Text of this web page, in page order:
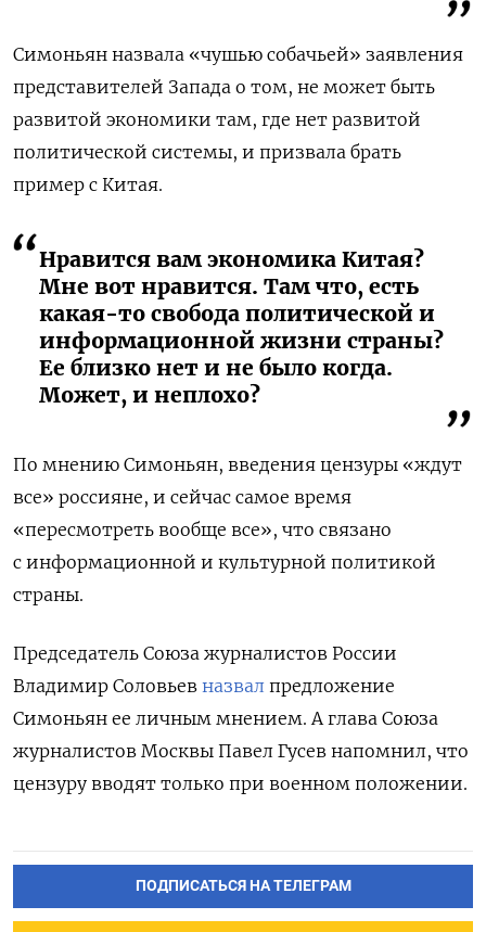
Симоньян назвала «чушью собачьей» заявления
представителей Запада о том, не может быть
развитой экономики там, где нет развитой
политической системы, и призвала брать
пример с Китая.
Нравится вам экономика Китая?
Мне вот нравится. Там что, есть
какая-то свобода политической и
информационной жизни страны?
Ее близко нет и не было когда.
Может, и неплохо?
По мнению Симоньян, введения цензуры «ждут
все» россияне, и сейчас самое время
«пересмотреть вообще все», что связано
с информационной и культурной политикой
страны.
Председатель Союза журналистов России
Владимир Соловьев назвал предложение
Симоньян ее личным мнением. А глава Союза
журналистов Москвы Павел Гусев напомнил, что
цензуру вводят только при военном положении.
ПОДПИСАТЬСЯ НА ТЕЛЕГРАМ